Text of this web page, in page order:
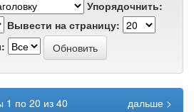
Упорядочнить:
Вывести на страницу:
1 по 20 из 40
дальше >